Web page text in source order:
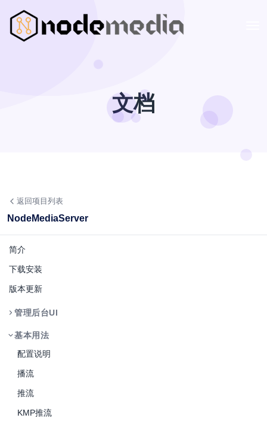
文档
返回项目列表
NodeMediaServer
简介
下载安装
版本更新
管理后台UI
基本用法
配置说明
播流
推流
KMP推流